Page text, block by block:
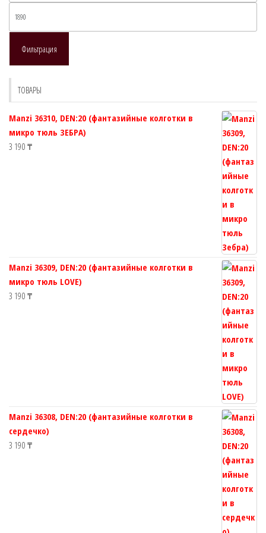
Фильтрация
ТОВАРЫ
Manzi 36310, DEN:20 (фантазийные колготки в
микро тюль ЗЕБРА)
3 190 ₸
Manzi 36309, DEN:20 (фантазийные колготки в
микро тюль LOVE)
3 190 ₸
Manzi 36308, DEN:20 (фантазийные колготки в
сердечко)
3 190 ₸